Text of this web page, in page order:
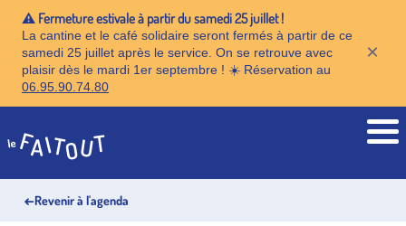
⚠️ Fermeture estivale à partir du samedi 25 juillet !
La cantine et le café solidaire seront fermés à partir de ce
samedi 25 juillet après le service. On se retrouve avec
plaisir dès le mardi 1er septembre ! ☀️ Réservation au
06.95.90.74.80
×
Accueil
←Revenir à l'agenda